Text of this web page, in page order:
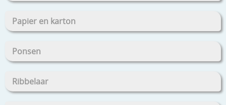
Papier en karton
Ponsen
Ribbelaar